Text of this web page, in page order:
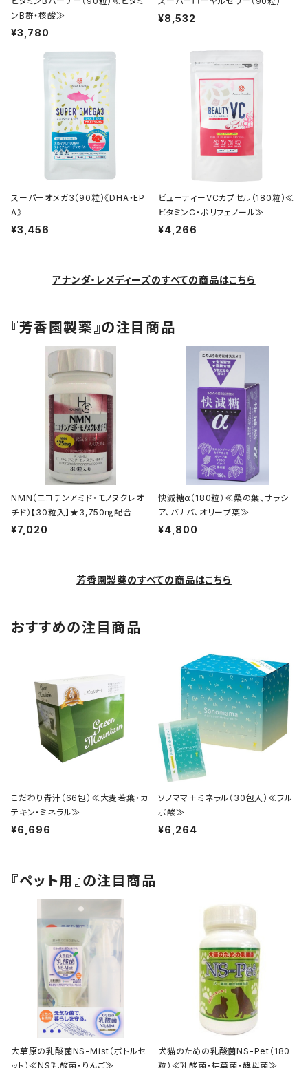
ンB群・核酸≫
¥3,780
¥8,532
スーパーオメガ3（90粒）《DHA・EP
A》
¥3,456
ビューティーVCカプセル（180粒）≪
ビタミンC・ポリフェノール≫
¥4,266
アナンダ・レメディーズのすべての商品はこちら
『芳香園製薬』の注目商品
NMN（ニコチンアミド・モノヌクレオ
チド）【30粒入】★3,750㎎配合
¥7,020
快減糖α（180粒）≪桑の葉、サラシ
ア、バナバ、オリーブ葉≫
¥4,800
芳香園製薬のすべての商品はこちら
おすすめの注目商品
こだわり青汁（66包）≪大麦若葉・カ
テキン・ミネラル≫
¥6,696
ソノママ＋ミネラル（30包入）≪フル
ボ酸≫
¥6,264
『ペット用』の注目商品
大草原の乳酸菌NS-Mist（ボトルセ
ット）≪NS乳酸菌・りんご≫
犬猫のための乳酸菌NS-Pet（180
粒）≪乳酸菌・枯草菌・酵母菌≫